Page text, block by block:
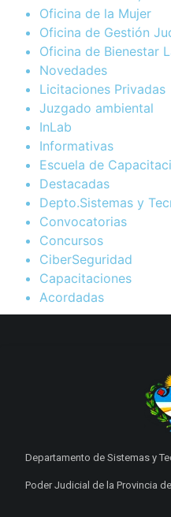
Oficina de la Mujer
Oficina de Gestión
Oficina de Bienestar
Novedades
Licitaciones Privadas
Juzgado ambiental
InLab
Informativas
Escuela de
Destacadas
Depto.Sistemas y
Convocatorias
Concursos
CiberSeguridad
Capacitaciones
Acordadas
Departamento de Sistemas y
Poder Judicial de la Provincia